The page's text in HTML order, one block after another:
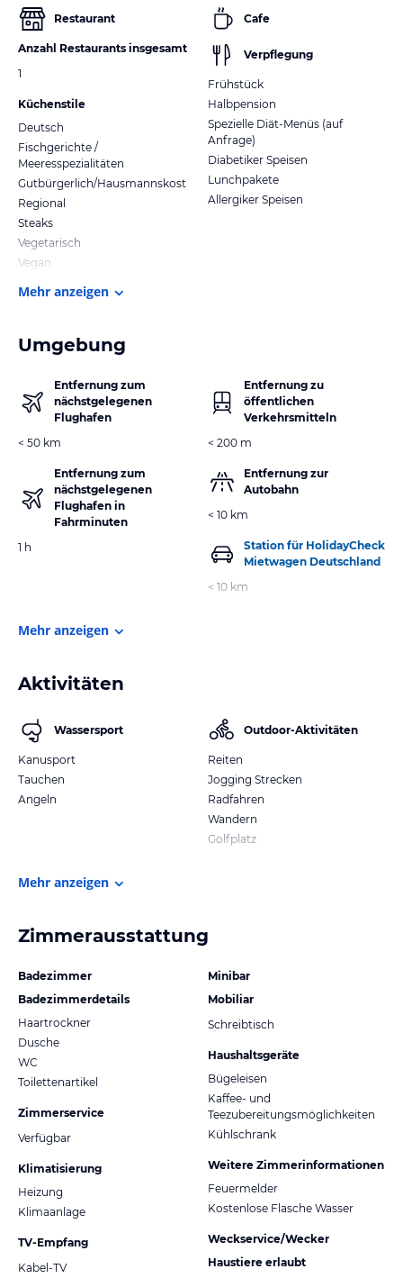
Restaurant
Anzahl Restaurants insgesamt
1
Küchenstile
Deutsch
Fischgerichte /
Meeresspezialitäten
Gutbürgerlich/Hausmannskost
Regional
Steaks
Vegetarisch
Vegan
Cafe
Verpflegung
Frühstück
Halbpension
Spezielle Diät-Menüs (auf
Anfrage)
Diabetiker Speisen
Lunchpakete
Allergiker Speisen
Mehr anzeigen
Umgebung
Entfernung zum
nächstgelegenen
Flughafen
< 50 km
Entfernung zum
nächstgelegenen
Flughafen in
Fahrminuten
1 h
Entfernung zu
öffentlichen
Verkehrsmitteln
< 200 m
Entfernung zur
Autobahn
< 10 km
Station für HolidayCheck
Mietwagen Deutschland
< 10 km
Mehr anzeigen
Aktivitäten
Wassersport
Kanusport
Tauchen
Angeln
Outdoor-Aktivitäten
Reiten
Jogging Strecken
Radfahren
Wandern
Golfplatz
Mehr anzeigen
Zimmerausstattung
Badezimmer
Badezimmerdetails
Haartrockner
Dusche
WC
Toilettenartikel
Zimmerservice
Verfügbar
Klimatisierung
Heizung
Klimaanlage
TV-Empfang
Kabel-TV
Minibar
Mobiliar
Schreibtisch
Haushaltsgeräte
Bügeleisen
Kaffee- und
Teezubereitungsmöglichkeiten
Kühlschrank
Weitere Zimmerinformationen
Feuermelder
Kostenlose Flasche Wasser
Weckservice/Wecker
Haustiere erlaubt